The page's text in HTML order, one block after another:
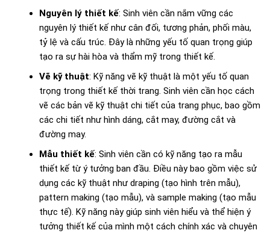
Nguyên lý thiết kế: Sinh viên cần nắm vững các
nguyên lý thiết kế như cân đối, tương phản, phối màu,
tỷ lệ và cấu trúc. Đây là những yếu tố quan trọng giúp
tạo ra sự hài hòa và thẩm mỹ trong thiết kế.
Vẽ kỹ thuật: Kỹ năng vẽ kỹ thuật là một yếu tố quan
trọng trong thiết kế thời trang. Sinh viên cần học cách
vẽ các bản vẽ kỹ thuật chi tiết của trang phục, bao gồm
các chi tiết như hình dáng, cắt may, đường cắt và
đường may.
Mẫu thiết kế: Sinh viên cần có kỹ năng tạo ra mẫu
thiết kế từ ý tưởng ban đầu. Điều này bao gồm việc sử
dụng các kỹ thuật như draping (tạo hình trên mẫu),
pattern making (tạo mẫu), và sample making (tạo mẫu
thực tế). Kỹ năng này giúp sinh viên hiểu và thể hiện ý
tưởng thiết kế của mình một cách chính xác và chuyên